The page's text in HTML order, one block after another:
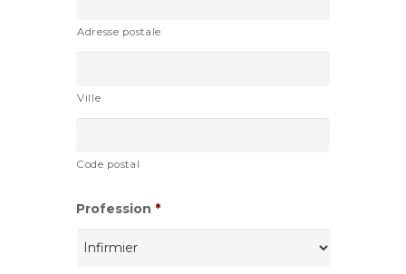
Adresse postale
Ville
Code postal
Profession *